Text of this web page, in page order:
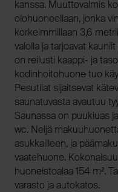
kanssa. Muuttovalmis
olohuoneellaan, jonka
korkeimmillaan 3,6
valolla ja tarjoavat
on reilusti kaappi- ja
kodinhoitohuone tuo
Pesutilat sijaitsevat
saunatuvasta avautuu
Saunassa on puukiuas
wc. Neljä
asukkailleen, ja
vaatehuone.
huoneistoalaa 154 m².
varasto ja autokatos.